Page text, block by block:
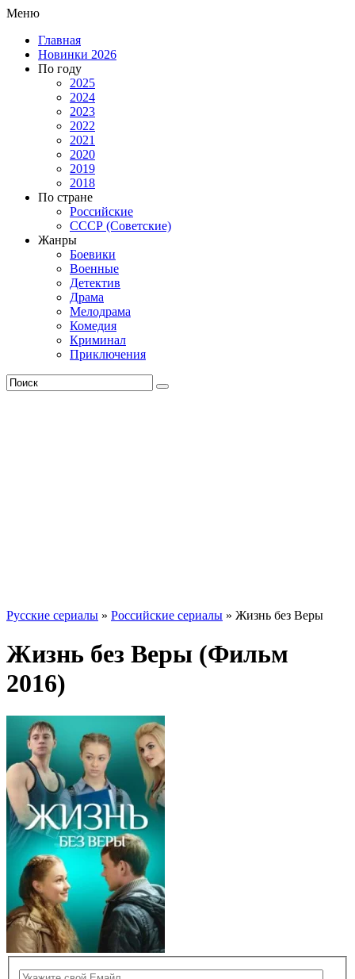
Меню
Главная
Новинки 2026
По году
2025
2024
2023
2022
2021
2020
2019
2018
По стране
Российские
СССР (Советские)
Жанры
Боевики
Военные
Детектив
Драма
Мелодрама
Комедия
Криминал
Приключения
Русские сериалы » Российские сериалы » Жизнь без Веры
Жизнь без Веры (Фильм
2016)